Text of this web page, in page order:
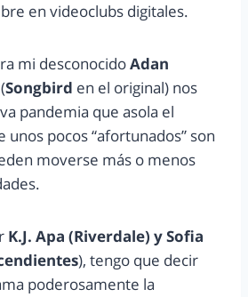
en videoclubs digitales.
mi desconocidoAdan
(Songbird en el original) nos
pandemia que asola el
unos pocos “afortunados” son
moverse más o menos
K.J. Apa (Riverdale) y Sofia
), tengo que decir
poderosamente la